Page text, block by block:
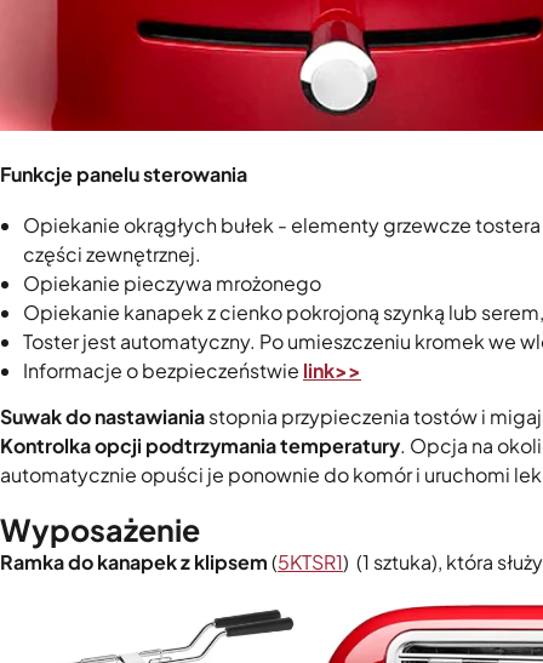
Funkcje panelu sterowania
Opiekanie okrągłych bułek - elementy grzewcze
części zewnętrznej.
Opiekanie pieczywa mrożonego
Opiekanie kanapek z cienko pokrojoną szynką lub
Toster jest automatyczny. Po umieszczeniu kromek we
Informacje o bezpieczeństwie link>>
Suwak do nastawianiastopnia przypieczenia tostów i
Kontrolka opcji podtrzymania temperatury. Opcja na
automatycznie opuści je ponownie do komór i uruchomi
Wyposażenie
Ramka do kanapek z klipsem(5KTSR1) (1 sztuka), która